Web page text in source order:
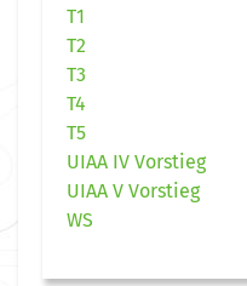
T1
T2
T3
T4
T5
UIAA IV Vorstieg
UIAA V Vorstieg
WS